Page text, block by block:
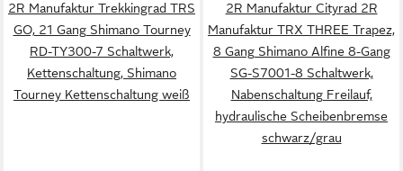
2R Manufaktur Trekkingrad TRS
GO, 21 Gang Shimano Tourney
RD-TY300-7 Schaltwerk,
Kettenschaltung, Shimano
Tourney Kettenschaltung weiß
2R Manufaktur Cityrad 2R
Manufaktur TRX THREE Trapez,
8 Gang Shimano Alfine 8-Gang
SG-S7001-8 Schaltwerk,
Nabenschaltung Freilauf,
hydraulische Scheibenbremse
schwarz/grau